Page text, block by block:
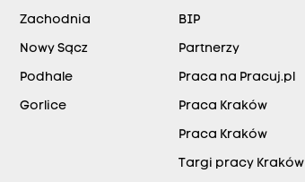
Zachodnia
Nowy Sącz
Podhale
Gorlice
BIP
Partnerzy
Praca na Pracuj.pl
Praca Kraków
Praca Kraków
Targi pracy Kraków